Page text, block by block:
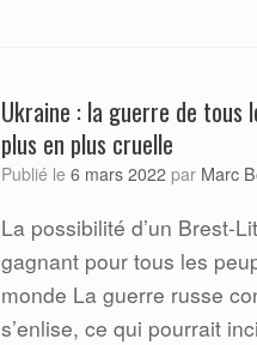
Ukraine : la guerre de tous
plus en plus cruelle
Publié le 6 mars 2022 par Marc
La possibilité d’un Brest-
gagnant pour tous les
monde La guerre russe
s’enlise, ce qui pourrait